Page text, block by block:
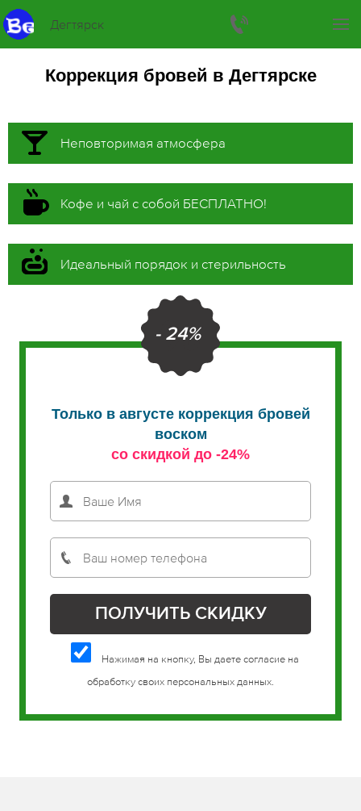
Дегтярск
Коррекция бровей в Дегтярске
Неповторимая атмосфера
Кофе и чай с собой БЕСПЛАТНО!
Идеальный порядок и стерильность
- 24%
Только в августе коррекция бровей
воском
со скидкой до -24%
Нажимая на кнопку, Вы даете согласие на
обработку своих персональных данных.